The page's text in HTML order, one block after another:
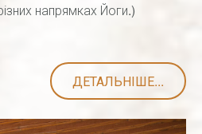
напрямках Йоги.)
ДЕТАЛЬНІШЕ...